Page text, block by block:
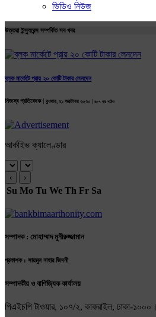
ভিডিও নিউজ
উত্তরা ইন্স্যুরেন্স সম্পর্কিত সব খবর
ব্লক মার্কেটে প্রায় ২০ কোটি টাকার লেনদেন
নিজস্ব প্রতিবেদক | বুধবার, ২১ অক্টোবর ২০২০ | ৪৮৭ বার পঠিত
আর্কাইভ ক্যালেণ্ডার
‹ ›
Su Mo Tu We Th Fr Sa
সম্পাদক : মোহাম্মাদ মুনীরুজ্জামান
প্রকাশক : সায়মুন নাহার জিদনী
সম্পাদকীয় ও বাণিজ্যিক কার্যালয়
পিএইচপি টাওয়ার, ১০৭/২, কাকরাইল, ঢাকা-১০০০।